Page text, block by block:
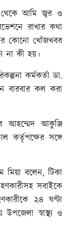
আমি জ্বর ও
রাখার কথা
কোনো খোঁজখবর
না কী হয়।
কর্মকর্তা ডা.
বারবার কল করা
আহম্মেদ আকুঞ্জি
কর্তৃপক্ষের সঙ্গে
মিয়া বলেন, টিকা
সবাইকে
২৪ ঘণ্টা
স্বাস্থ্য ও